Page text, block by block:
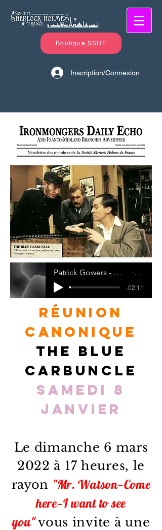
Boutique SSHF
Inscription/Connexion
Patrick Gowers - Mr.Henry Baker's Christmas (from The Blue Carbuncle) (128kbit_AAC) Patrick
-02:11
Réunion
canonique
The Blue
Carbuncle
samedi 8
janvier
Le dimanche 6 mars
2022 à 17 heures, le
rayon "Mr. Watson—Come
here—I want to see
you"vous invite à une